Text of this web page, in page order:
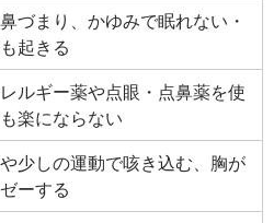
づまり、かゆみで眠れない・
起きる
ルギー薬や点眼・点鼻薬を使
楽にならない
少しの運動で咳き込む、胸が
ーする